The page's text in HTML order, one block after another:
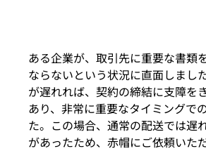
ある企業が、取引先に重要な書類
ならないという状況に直面しまし
が遅れれば、契約の締結に支障を
あり、非常に重要なタイミングで
た。この場合、通常の配送では遅
があったため、赤帽にご依頼いた